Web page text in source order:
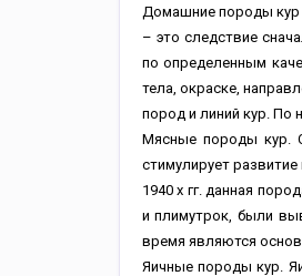
Домашние породы кур
– это следствие
по определенным
тела, окраске,
пород и линий кур. По
Мясные породы кур.
стимулирует
1940 х гг. данная
и плимутрок, были
время являются
Яичные породы кур.